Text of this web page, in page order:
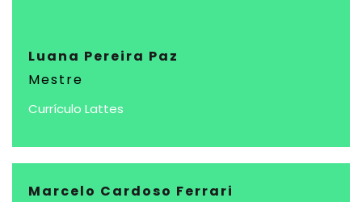
Luana Pereira Paz
Mestre
Currículo Lattes
Marcelo Cardoso Ferrari